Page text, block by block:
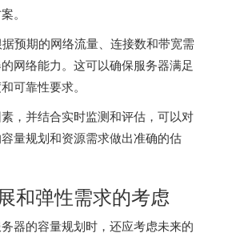
。
预期的网络流量、连接数和带宽需
网络能力。这可以确保服务器满足
可靠性要求。
，并结合实时监测和评估，可以对
量规划和资源需求做出准确的估
和弹性需求的考虑
器的容量规划时，还应考虑未来的